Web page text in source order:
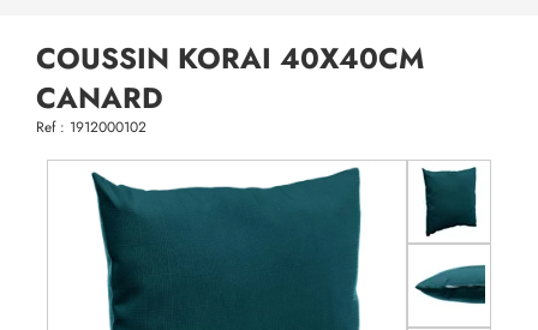
COUSSIN KORAI 40X40CM
CANARD
Ref : 1912000102